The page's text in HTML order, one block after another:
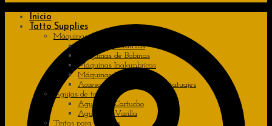
Inicio
Tatto Supplies
Máquinas de tatuajes
Máquinas Rotativas
Máquinas de Bobinas
Máquinas Inalambricas
Máquinas Pen
Accesorios de máquinas de tatuajes
Agujas de tatuajes
Agujas de Cartucho
Agujas de Varilla
Tintas para tatuajes